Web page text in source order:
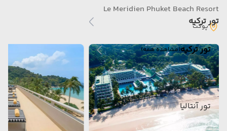
تور ترکیه
تور ترکیه(مشاهده همه)
تور فتحیه
تور آنتالیا
Le Meridien Phuket Beach Resort
پوکت